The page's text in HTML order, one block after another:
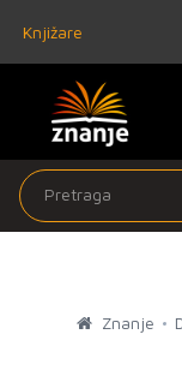
Knjižare
Znanje